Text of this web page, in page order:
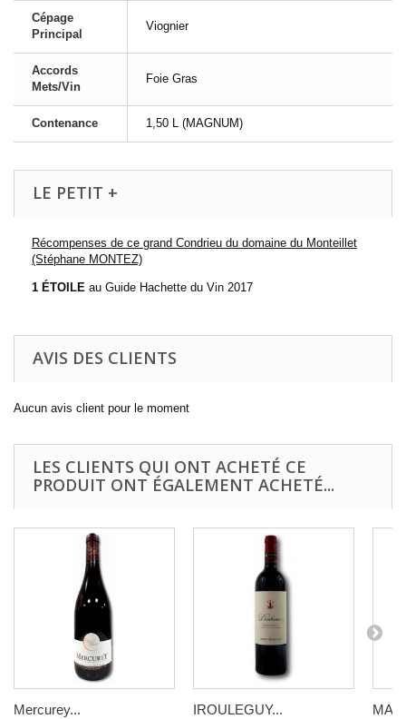
Cépage
Principal
Viognier
Accords
Mets/Vin
Foie Gras
Contenance 1,50 L (MAGNUM)
LE PETIT +
Récompenses de ce grand Condrieu du domaine du Monteillet
(Stéphane MONTEZ)
1 ÉTOILE au Guide Hachette du Vin 2017
AVIS DES CLIENTS
Aucun avis client pour le moment
LES CLIENTS QUI ONT ACHETÉ CE
PRODUIT ONT ÉGALEMENT ACHETÉ...
Mercurey... IROULEGUY...